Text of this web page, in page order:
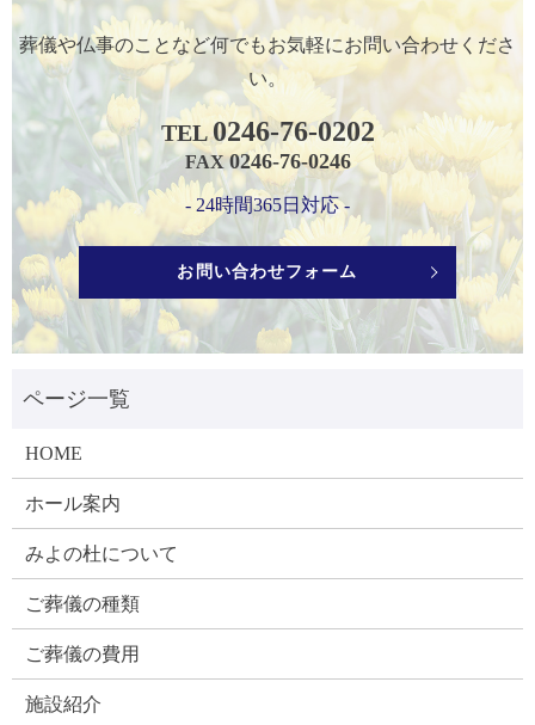
葬儀や仏事のことなど何でもお気軽にお問い合わせくださ
い。
TEL0246-76-0202
FAX0246-76-0246
- 24時間365日対応 -
お問い合わせフォーム
HOME
ホール案内
みよの杜について
ご葬儀の種類
ご葬儀の費用
施設紹介